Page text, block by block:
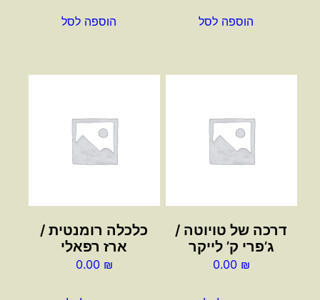
הוספה לסל הוספה לסל
דרכה של טויוטה /
ג’פרי ק’ לייקר
0.00 ₪
כלכלה רומנטית /
ארז רפאלי
0.00 ₪